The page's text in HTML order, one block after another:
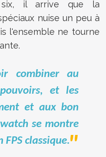
il arrive que la
nuise un peu à
l'ensemble ne tourne
combiner au
et les
et aux bon
se montre
classique.